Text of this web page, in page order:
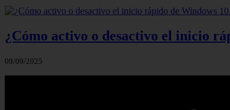
¿Cómo activo o desactivo el inicio
09/09/2025